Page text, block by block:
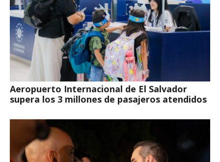
Aeropuerto Internacional de El Salvador
supera los 3 millones de pasajeros atendidos